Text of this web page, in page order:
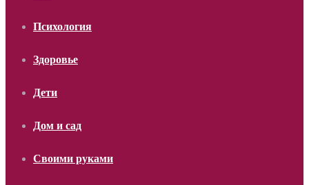
Психология
Здоровье
Дети
Дом и сад
Своими руками